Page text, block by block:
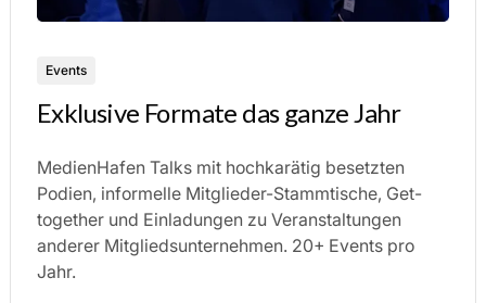
Events
Exklusive Formate das ganze Jahr
MedienHafen Talks mit hochkarätig besetzten
Podien, informelle Mitglieder-Stammtische, Get-
together und Einladungen zu Veranstaltungen
anderer Mitgliedsunternehmen. 20+ Events pro
Jahr.